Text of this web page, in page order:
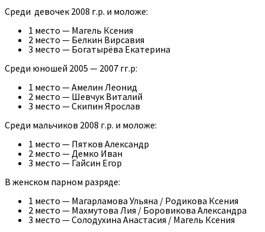
Среди девочек 2008 г.р. и моложе:
1 место — Магель Ксения
2 место — Белкин Вирсавия
3 место — Богатырёва Екатерина
Среди юношей 2005 — 2007 гг.р:
1 место — Амелин Леонид
2 место — Шевчук Виталий
3 место — Скипин Ярослав
Среди мальчиков 2008 г.р. и моложе:
1 место — Пятков Александр
2 место — Демко Иван
3 место — Гайсин Егор
В женском парном разряде:
1 место — Магарламова Ульяна / Родикова Ксения
2 место — Махмутова Лия / Боровикова Александра
3 место — Солодухина Анастасия / Магель Ксения